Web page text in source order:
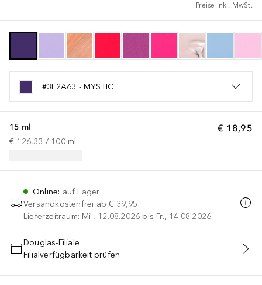
Preise inkl. MwSt.
#3F2A63 - MYSTIC
€ 18,95
15 ml
€ 126,33 / 100 ml
Online: auf Lager
Versandkostenfrei ab € 39,95
Lieferzeitraum: Mi., 12.08.2026 bis Fr., 14.08.2026
IN DEN WARENKORB
Douglas-Filiale
Filialverfügbarkeit prüfen